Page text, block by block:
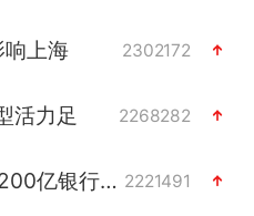
响上海 2302172
活力足 2268282
80后女柜员逆袭成4200亿银行副行长 2221491